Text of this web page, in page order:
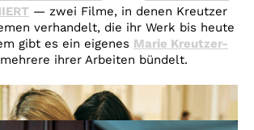
— zwei Filme, in denen Kreutzer
verhandelt, die ihr Werk bis heute
gibt es ein eigenes Marie Kreutzer-
ihrer Arbeiten bündelt.